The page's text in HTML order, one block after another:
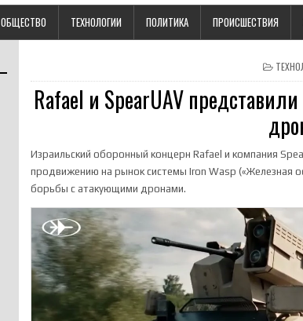
ОБЩЕСТВО ТЕХНОЛОГИИ ПОЛИТИКА ПРОИСШЕСТВИЯ
Rafael и SpearUAV
Израильский оборонный концерн Rafael и компания
продвижению на рынок системы Iron Wasp («Железная
борьбы с атакующими дронами.